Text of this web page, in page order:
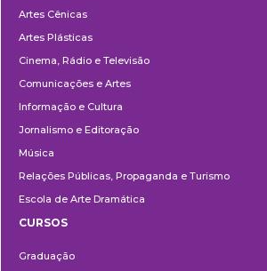
Artes Cênicas
Artes Plásticas
Cinema, Rádio e Televisão
Comunicações e Artes
Informação e Cultura
Jornalismo e Editoração
Música
Relações Públicas, Propaganda e Turismo
Escola de Arte Dramática
CURSOS
Graduação